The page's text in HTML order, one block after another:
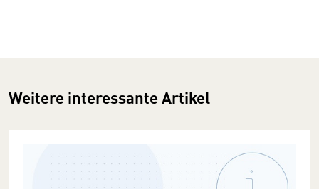
Weitere interessante Artikel